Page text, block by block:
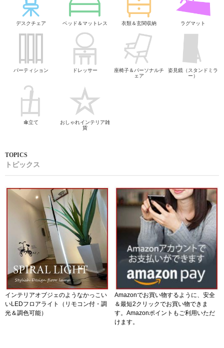
デスクチェア ベッド＆マットレス 衣類＆玄関収納 ラグマット
パーティション ドレッサー
座椅子＆パーソナルチ
ェア
姿見鏡（スタンドミラ
ー）
傘立て
おしゃれインテリア雑
貨
トピックス
インテリアオブジェのようなかっこい
いLEDフロアライト（リモコン付・調
光＆調色可能）
Amazonでお買い物するように、安全
＆最短2クリックでお買い物できま
す。Amazonポイントもご利用いただ
けます。